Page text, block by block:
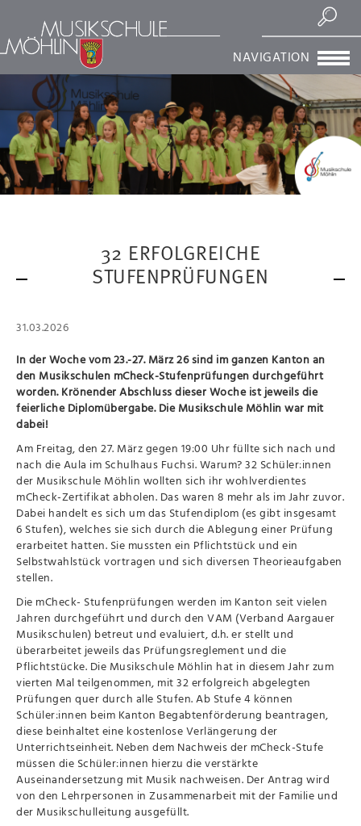
Suchen
NAVIGATION
32 ERFOLGREICHE
STUFENPRÜFUNGEN
31.03.2026
In der Woche vom 23.-27. März 26 sind im ganzen Kanton an
den Musikschulen mCheck-Stufenprüfungen durchgeführt
worden. Krönender Abschluss dieser Woche ist jeweils die
feierliche Diplomübergabe. Die Musikschule Möhlin war mit
dabei!
Am Freitag, den 27. März gegen 19:00 Uhr füllte sich nach und
nach die Aula im Schulhaus Fuchsi. Warum? 32 Schüler:innen
der Musikschule Möhlin wollten sich ihr wohlverdientes
mCheck-Zertifikat abholen. Das waren 8 mehr als im Jahr zuvor.
Dabei handelt es sich um das Stufendiplom (es gibt insgesamt
6 Stufen), welches sie sich durch die Ablegung einer Prüfung
erarbeitet hatten. Sie mussten ein Pflichtstück und ein
Selbstwahlstück vortragen und sich diversen Theorieaufgaben
stellen.
Die mCheck- Stufenprüfungen werden im Kanton seit vielen
Jahren durchgeführt und durch den VAM (Verband Aargauer
Musikschulen) betreut und evaluiert, d.h. er stellt und
überarbeitet jeweils das Prüfungsreglement und die
Pflichtstücke. Die Musikschule Möhlin hat in diesem Jahr zum
vierten Mal teilgenommen, mit 32 erfolgreich abgelegten
Prüfungen quer durch alle Stufen. Ab Stufe 4 können
Schüler:innen beim Kanton Begabtenförderung beantragen,
diese beinhaltet eine kostenlose Verlängerung der
Unterrichtseinheit. Neben dem Nachweis der mCheck-Stufe
müssen die Schüler:innen hierzu die verstärkte
Auseinandersetzung mit Musik nachweisen. Der Antrag wird
von den Lehrpersonen in Zusammenarbeit mit der Familie und
der Musikschulleitung ausgefüllt.